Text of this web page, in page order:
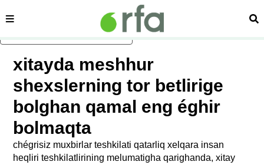
asasliq mezmungha atlang
sehipe
xitayda meshhur
shexslerning tor betlirige
bolghan qamal eng éghir
bolmaqta
chégrisiz muxbirlar teshkilati qatarliq xelqara insan
heqliri teshkilatlirining melumatigha qarighanda, xitay